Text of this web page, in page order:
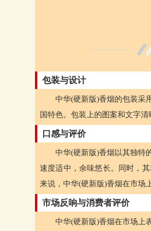
包装与设计
中华(硬新版)香烟的包装采
国特色。包装上的图案和文字
口感与评价
中华(硬新版)香烟以其独特
速度适中，余味悠长。同时，
来说，中华(硬新版)香烟在市场
市场反响与消费者评价
中华(硬新版)香烟在市场上